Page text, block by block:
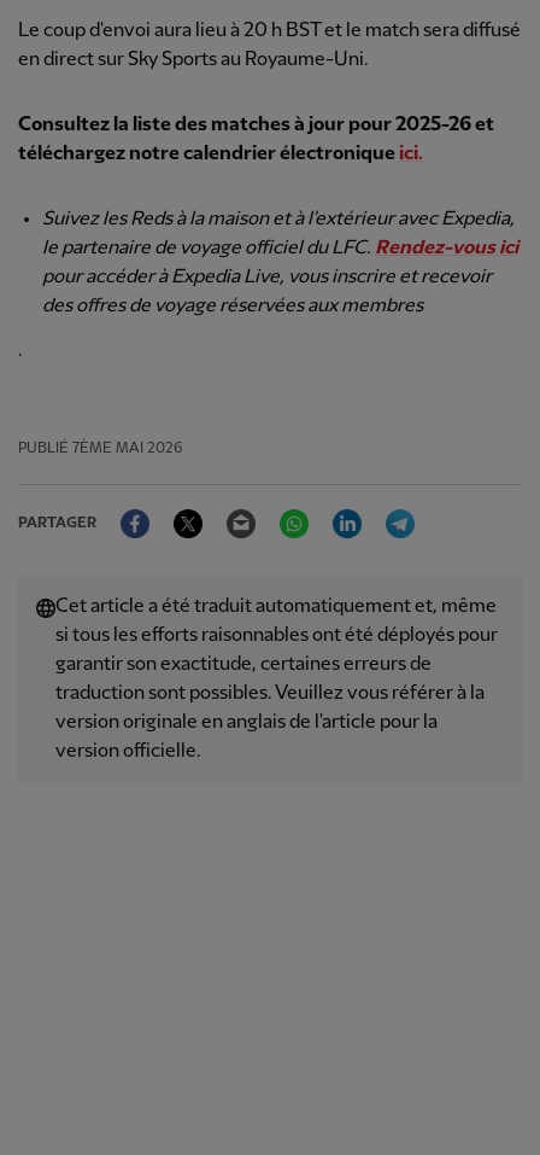
Le coup d'envoi aura lieu à 20 h BST et le match sera diffusé
en direct sur Sky Sports au Royaume-Uni.
Consultez la liste des matches à jour pour 2025-26 et
téléchargez notre calendrier électronique ici.
Suivez les Reds à la maison et à l'extérieur avec Expedia,
le partenaire de voyage officiel du LFC. Rendez-vous ici
pour accéder à Expedia Live, vous inscrire et recevoir
des offres de voyage réservées aux membres
.
PUBLIÉ 7ÈME MAI 2026
PARTAGER
FacebookTwitter Email WhatsAppLinkedIn
Cet article a été traduit automatiquement et, même
si tous les efforts raisonnables ont été déployés pour
garantir son exactitude, certaines erreurs de
traduction sont possibles. Veuillez vous référer à la
version originale en anglais de l'article pour la
version officielle.